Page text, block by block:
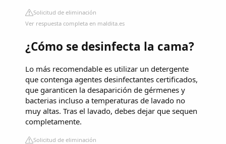
Solicitud de eliminación
Ver respuesta completa en maldita.es
¿Cómo se desinfecta la cama?
Lo más recomendable es utilizar un detergente
que contenga agentes desinfectantes certificados,
que garanticen la desaparición de gérmenes y
bacterias incluso a temperaturas de lavado no
muy altas. Tras el lavado, debes dejar que sequen
completamente.
Solicitud de eliminación